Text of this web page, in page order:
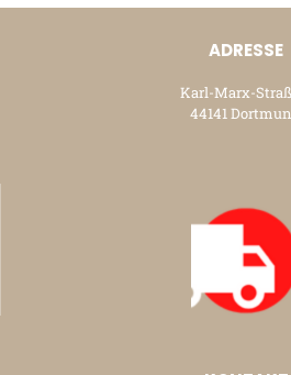
ADRESSE
Karl-Marx-
44141